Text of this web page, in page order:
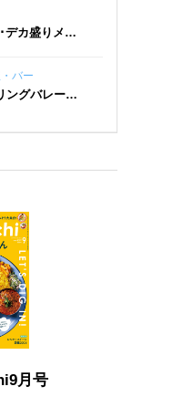
デカ盛りメニ
バー
ングバレー豊
月号